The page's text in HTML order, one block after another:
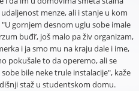
menze, ali i stanje u kom
gornjem desnom uglu sobe imale
buđi’, još malo pa živ organizam,
i ja smo mu na kraju dale i ime,
pokušale to da operemo, ali se
bile neke trule instalacije", kaže
staž u studentskom domu.